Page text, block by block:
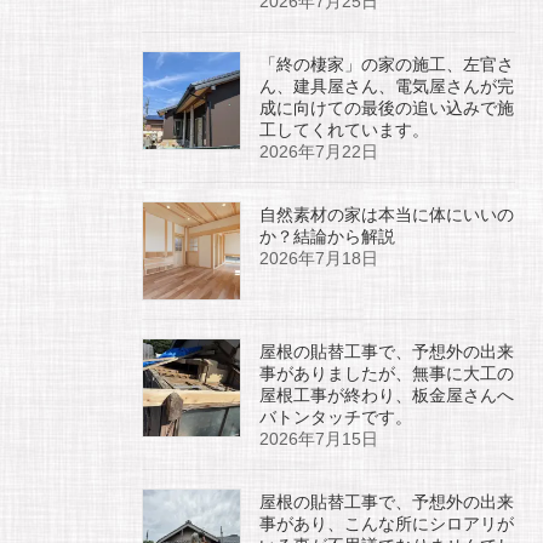
「終の棲家」の家の施工、左官さ
ん、建具屋さん、電気屋さんが完
成に向けての最後の追い込みで施
工してくれています。
2026年7月22日
自然素材の家は本当に体にいいの
か？結論から解説
2026年7月18日
屋根の貼替工事で、予想外の出来
事がありましたが、無事に大工の
屋根工事が終わり、板金屋さんへ
バトンタッチです。
2026年7月15日
屋根の貼替工事で、予想外の出来
事があり、こんな所にシロアリが